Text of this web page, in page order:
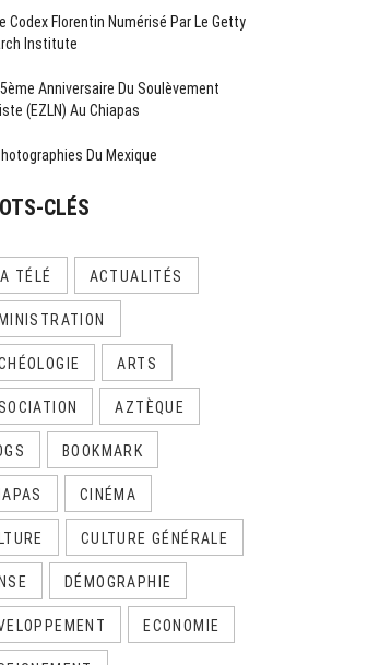
Codex Florentin Numérisé Par Le Getty
Institute
Anniversaire Du Soulèvement
(EZLN) Au Chiapas
Du Mexique
CLÉS
TÉLÉ ACTUALITÉS
ARTS
AZTÈQUE
BOOKMARK
CINÉMA
CULTURE GÉNÉRALE
DÉMOGRAPHIE
ECONOMIE